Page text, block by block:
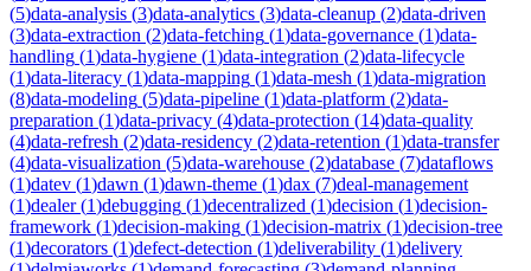
(5)data-analysis (3)data-analytics (3)data-cleanup (2)data-driven
(3)data-extraction (2)data-fetching (1)data-governance (1)data-
handling (1)data-hygiene (1)data-integration (2)data-lifecycle
(1)data-literacy (1)data-mapping (1)data-mesh (1)data-migration
(8)data-modeling (5)data-pipeline (1)data-platform (2)data-
preparation (1)data-privacy (4)data-protection (14)data-quality
(4)data-refresh (2)data-residency (2)data-retention (1)data-transfer
(4)data-visualization (5)data-warehouse (2)database (7)dataflows
(1)datev (1)dawn (1)dawn-theme (1)dax (7)deal-management
(1)dealer(1)debugging (1)decentralized (1)decision (1)decision-
framework (1)decision-making (1)decision-matrix (1)decision-tree
(1)decorators (1)defect-detection (1)deliverability (1)delivery